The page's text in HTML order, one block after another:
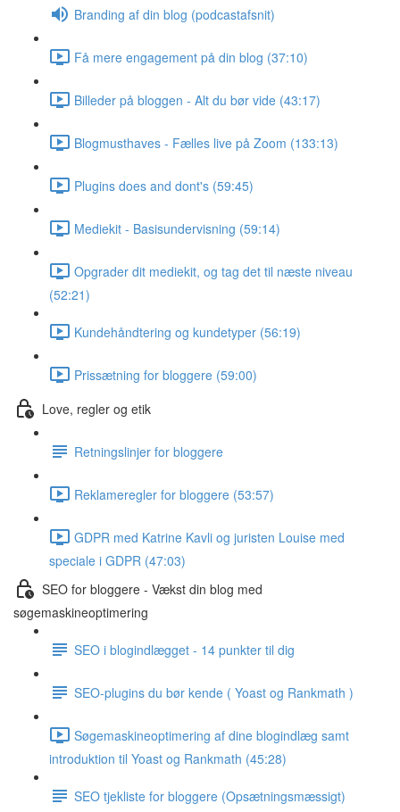
Branding af din blog (podcastafsnit)
Få mere engagement på din blog (37:10)
Billeder på bloggen - Alt du bør vide (43:17)
Blogmusthaves - Fælles live på Zoom (133:13)
Plugins does and dont's (59:45)
Mediekit - Basisundervisning (59:14)
Opgrader dit mediekit, og tag det til næste niveau
(52:21)
Kundehåndtering og kundetyper (56:19)
Prissætning for bloggere (59:00)
Love, regler og etik
Retningslinjer for bloggere
Reklameregler for bloggere (53:57)
GDPR med Katrine Kavli og juristen Louise med
speciale i GDPR (47:03)
SEO for bloggere - Vækst din blog med
søgemaskineoptimering
SEO i blogindlægget - 14 punkter til dig
SEO-plugins du bør kende ( Yoast og Rankmath )
Søgemaskineoptimering af dine blogindlæg samt
introduktion til Yoast og Rankmath (45:28)
SEO tjekliste for bloggere (Opsætningsmæssigt)